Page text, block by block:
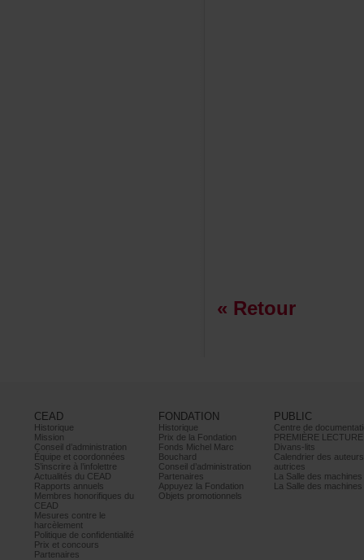
«Retour
CEAD
Historique
Mission
Conseild’administration
Équipeetcoordonnées
S’inscrireàl’infolettre
ActualitésduCEAD
Rapportsannuels
Membreshonorifiquesdu
CEAD
Mesurescontrele
harcèlement
Politiquedeconfidentialité
Prixetconcours
Partenaires
FONDATION
Historique
PrixdelaFondation
FondsMichelMarc
Bouchard
Conseild’administration
Partenaires
AppuyezlaFondation
Objetspromotionnels
PUBLIC
PREMIÈRELECTURE
Divans-lits
autrices